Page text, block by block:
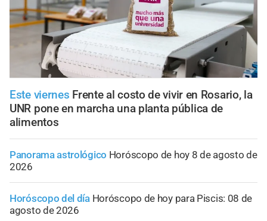
Este viernes Frente al costo de vivir en Rosario, la
UNR pone en marcha una planta pública de
alimentos
Panorama astrológico Horóscopo de hoy 8 de agosto de
2026
Horóscopo del día Horóscopo de hoy para Piscis: 08 de
agosto de 2026